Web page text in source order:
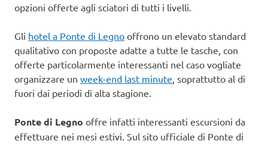
opzioni offerte agli sciatori di tutti i livelli.
Gli hotel a Ponte di Legno offrono un elevato standard
qualitativo con proposte adatte a tutte le tasche, con
offerte particolarmente interessanti nel caso vogliate
organizzare un week-end last minute, soprattutto al di
fuori dai periodi di alta stagione.
Ponte di Legno offre infatti interessanti escursioni da
effettuare nei mesi estivi. Sul sito ufficiale di Ponte di